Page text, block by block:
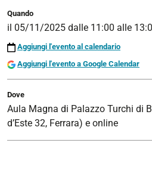
Quando
il 05/11/2025 dalle 11:00 alle
Aggiungi l'evento al calendario
Aggiungi l'evento a Google Calendar
Dove
Aula Magna di Palazzo Turchi di
d’Este 32, Ferrara) e online